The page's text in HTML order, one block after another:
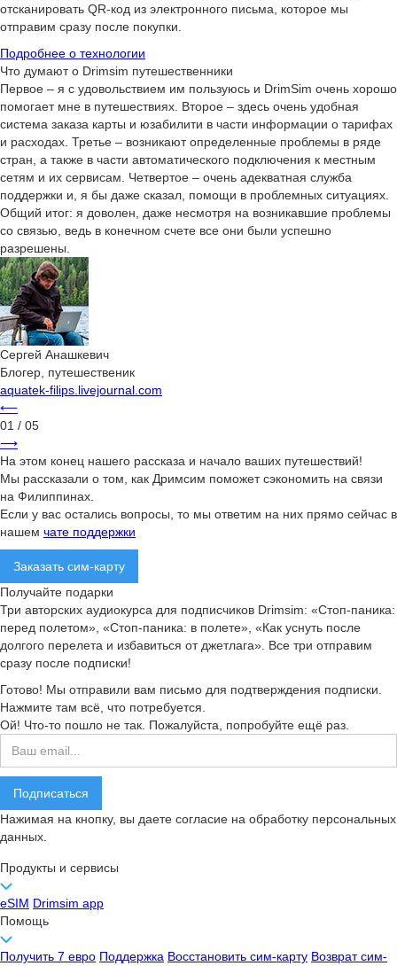
отсканировать QR-код из электронного письма, которое мы
отправим сразу после покупки.
Подробнее о технологии
Что думают о Drimsim путешественники
Первое – я с удовольствием им пользуюсь и DrimSim очень хорошо
помогает мне в путешествиях. Второе – здесь очень удобная
система заказа карты и юзабилити в части информации о тарифах
и расходах. Третье – возникают определенные проблемы в ряде
стран, а также в части автоматического подключения к местным
сетям и их сервисам. Четвертое – очень адекватная служба
поддержки и, я бы даже сказал, помощи в проблемных ситуациях.
Общий итог: я доволен, даже несмотря на возникавшие проблемы
со связью, ведь в конечном счете все они были успешно
разрешены.
Сергей Анашкевич
Блогер, путешественик
aquatek-filips.livejournal.com
⟵
01 / 05
⟶
На этом конец нашего рассказа и начало ваших путешествий!
Мы рассказали о том, как Дримсим поможет сэкономить на связи
на Филиппинах.
Если у вас остались вопросы, то мы ответим на них прямо сейчас в
нашем чате поддержки
Заказать сим-карту
Получайте подарки
Три авторских аудиокурса для подписчиков Drimsim: «Стоп-паника:
перед полетом», «Стоп-паника: в полете», «Как уснуть после
долгого перелета и избавиться от джетлага». Все три отправим
сразу после подписки!
Готово! Мы отправили вам письмо для подтверждения подписки.
Нажмите там всё, что потребуется.
Ой! Что-то пошло не так. Пожалуйста, попробуйте ещё раз.
Нажимая на кнопку, вы даете согласие на обработку персональных
данных.
Продукты и сервисы
eSIM Drimsim app
Помощь
Получить 7 евро Поддержка Восстановить сим-карту Возврат сим-